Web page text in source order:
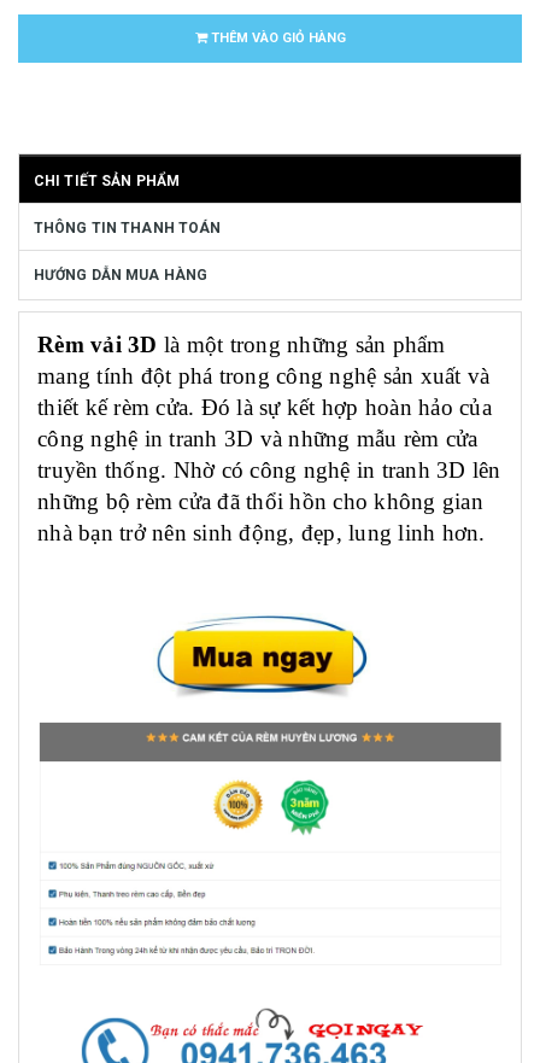
THÊM VÀO GIỎ HÀNG
CHI TIẾT SẢN PHẨM
THÔNG TIN THANH TOÁN
HƯỚNG DẪN MUA HÀNG
Rèm vải 3D là một trong những sản phẩm
mang tính đột phá trong công nghệ sản xuất và
thiết kế rèm cửa. Đó là sự kết hợp hoàn hảo của
công nghệ in tranh 3D và những mẫu rèm cửa
truyền thống. Nhờ có công nghệ in tranh 3D lên
những bộ rèm cửa đã thổi hồn cho không gian
nhà bạn trở nên sinh động, đẹp, lung linh hơn.